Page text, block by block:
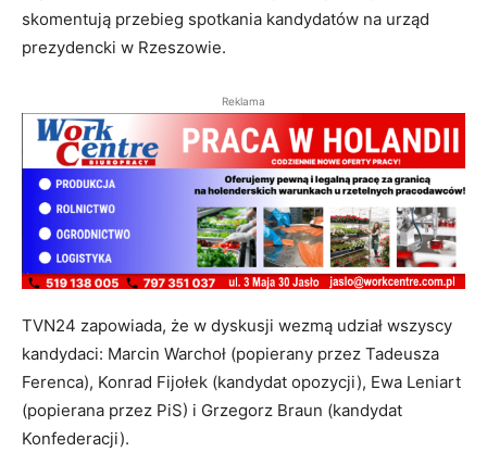
skomentują przebieg spotkania kandydatów na urząd
prezydencki w Rzeszowie.
Reklama
TVN24 zapowiada, że w dyskusji wezmą udział wszyscy
kandydaci: Marcin Warchoł (popierany przez Tadeusza
Ferenca), Konrad Fijołek (kandydat opozycji), Ewa Leniart
(popierana przez PiS) i Grzegorz Braun (kandydat
Konfederacji).